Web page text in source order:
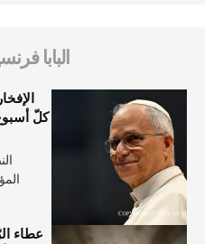
البابا
كلّ
عطاء